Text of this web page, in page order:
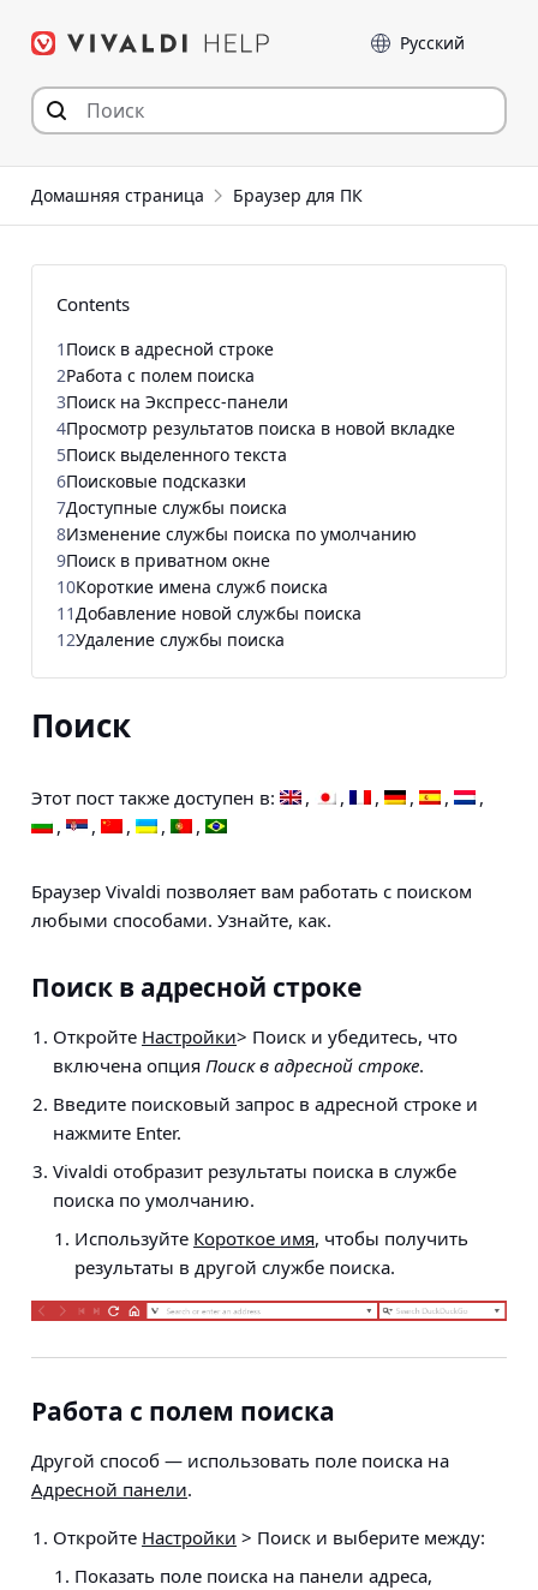
Language
Домашняя страница Браузер для ПК
Поиск
Этот пост также доступен в:
Браузер Vivaldi позволяет вам работать с поиском
любыми способами. Узнайте, как.
Поиск в адресной строке
Откройте Настройки> Поиск и убедитесь, что
включена опция Поиск в адресной строке.
Введите поисковый запрос в адресной строке и
нажмите Enter.
Vivaldi отобразит результаты поиска в службе
поиска по умолчанию.
Используйте Короткое имя, чтобы получить
результаты в другой службе поиска.
Работа с полем поиска
Другой способ — использовать поле поиска на
Адресной панели.
Откройте Настройки > Поиск и выберите между:
Показать поле поиска на панели адреса,
Contents
1 Поиск в адресной строке
2Работа с полем поиска
3Поиск на Экспресс-панели
4Просмотр результатов поиска в новой вкладке
5Поиск выделенного текста
6Поисковые подсказки
7Доступные службы поиска
8Изменение службы поиска по умолчанию
9Поиск в приватном окне
10Короткие имена служб поиска
11Добавление новой службы поиска
12Удаление службы поиска